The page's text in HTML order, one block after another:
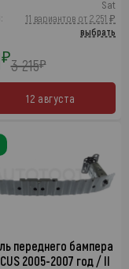
Sat
11 вариантов от 2 251 ₽
выбрать
₽3 215₽
12 августа
переднего бампера
2005-2007 год / II